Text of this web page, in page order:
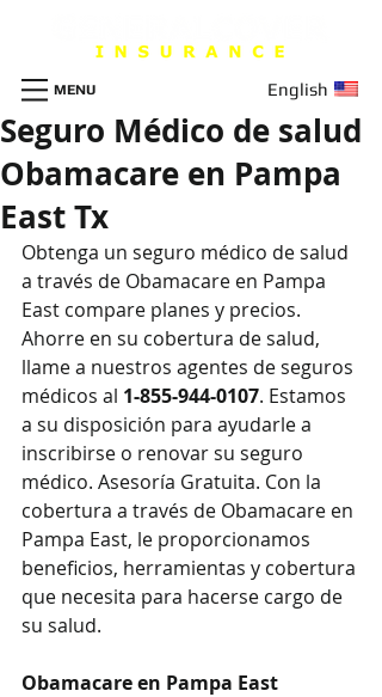
English
MENU
Seguro Médico de salud
Obamacare en Pampa
East Tx
Obtenga un seguro médico de salud
a través de Obamacare en Pampa
East compare planes y precios.
Ahorre en su cobertura de salud,
llame a nuestros agentes de seguros
médicos al 1-855-944-0107. Estamos
a su disposición para ayudarle a
inscribirse o renovar su seguro
médico. Asesoría Gratuita. Con la
cobertura a través de Obamacare en
Pampa East, le proporcionamos
beneficios, herramientas y cobertura
que necesita para hacerse cargo de
su salud.
Obamacare en Pampa East